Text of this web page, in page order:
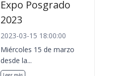
Expo Posgrado
2023
2023-03-15 18:00:00
Miércoles 15 de marzo
desde la...